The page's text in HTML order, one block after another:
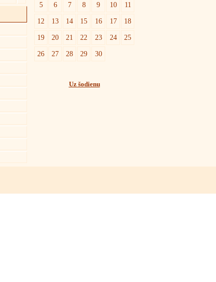
5
6 7 8 9 10
11
12
13 14 15 16 17
18
19
20 21 22 23 24
25
26
27 28 29 30
Uz šodienu